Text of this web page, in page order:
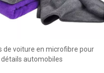
de voiture en microfibre pour
détails automobiles